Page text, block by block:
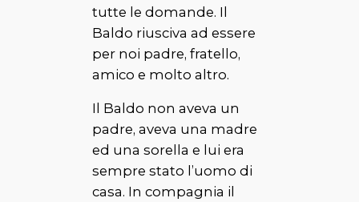
tutte le domande. Il
Baldo riusciva ad essere
per noi padre, fratello,
amico e molto altro.
Il Baldo non aveva un
padre, aveva una madre
ed una sorella e lui era
sempre stato l’uomo di
casa. In compagnia il